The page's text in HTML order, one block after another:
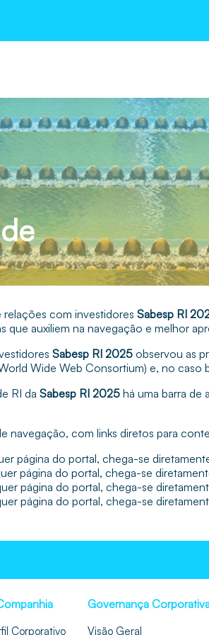
relações com investidores Sabesp RI
que auxiliem na navegação e melhor
Sabesp RI 2025 observou as
Wide Web Consortium) e, no
RI da Sabesp RI 2025 há uma barra de
navegação, com links diretos para
página do portal, chega-se
página do portal, chega-se
página do portal, chega-se
página do portal, chega-se
Corporativo
Governança
Visão Geral